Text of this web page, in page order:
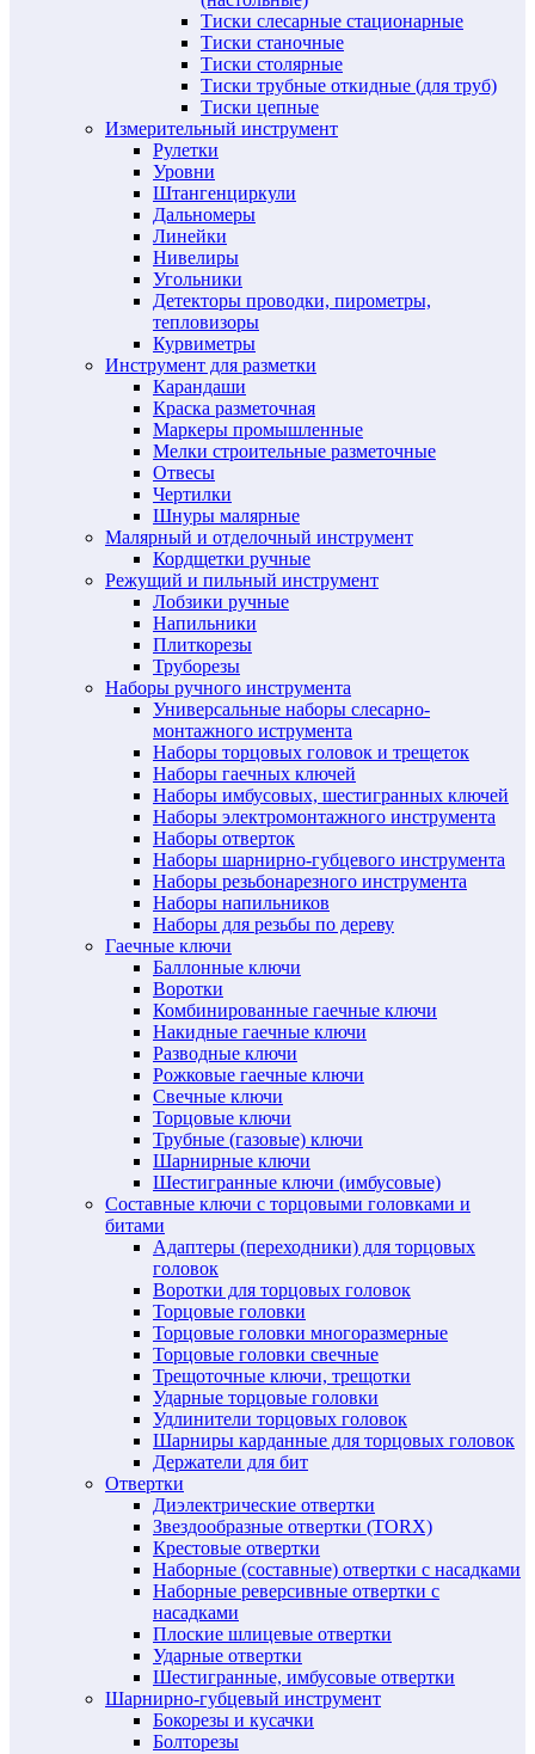
Тиски слесарные стационарные
Тиски станочные
Тиски столярные
Тиски трубные откидные (для труб)
Тиски цепные
Измерительный инструмент
Рулетки
Уровни
Штангенциркули
Дальномеры
Линейки
Нивелиры
Угольники
Детекторы проводки, пирометры,
тепловизоры
Курвиметры
Инструмент для разметки
Карандаши
Краска разметочная
Маркеры промышленные
Мелки строительные разметочные
Отвесы
Чертилки
Шнуры малярные
Малярный и отделочный инструмент
Кордщетки ручные
Режущий и пильный инструмент
Лобзики ручные
Напильники
Плиткорезы
Труборезы
Наборы ручного инструмента
Универсальные наборы слесарно-
монтажного иструмента
Наборы торцовых головок и трещеток
Наборы гаечных ключей
Наборы имбусовых, шестигранных ключей
Наборы электромонтажного инструмента
Наборы отверток
Наборы шарнирно-губцевого инструмента
Наборы резьбонарезного инструмента
Наборы напильников
Наборы для резьбы по дереву
Гаечные ключи
Баллонные ключи
Воротки
Комбинированные гаечные ключи
Накидные гаечные ключи
Разводные ключи
Рожковые гаечные ключи
Свечные ключи
Торцовые ключи
Трубные (газовые) ключи
Шарнирные ключи
Шестигранные ключи (имбусовые)
Составные ключи с торцовыми головками и
битами
Адаптеры (переходники) для торцовых
головок
Воротки для торцовых головок
Торцовые головки
Торцовые головки многоразмерные
Торцовые головки свечные
Трещоточные ключи, трещотки
Ударные торцовые головки
Удлинители торцовых головок
Шарниры карданные для торцовых головок
Держатели для бит
Отвертки
Диэлектрические отвертки
Звездообразные отвертки (TORX)
Крестовые отвертки
Наборные (составные) отвертки с насадками
Наборные реверсивные отвертки с
насадками
Плоские шлицевые отвертки
Ударные отвертки
Шестигранные, имбусовые отвертки
Шарнирно-губцевый инструмент
Бокорезы и кусачки
Болторезы